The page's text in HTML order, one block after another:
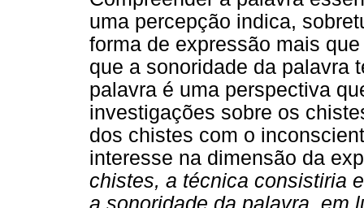
uma percepção indica,
forma de expressão mais
que a sonoridade da palavra
palavra é uma perspectiva
investigações sobre os
dos chistes com o
interesse na dimensão da
chistes, a técnica consistiria
a sonoridade da palavra, em